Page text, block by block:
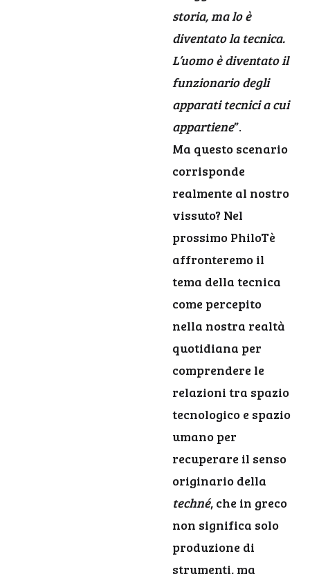
storia, ma lo è
diventato la tecnica.
L’uomo è diventato il
funzionario degli
apparati tecnici a cui
appartiene”.
Ma questo scenario
corrisponde
realmente al nostro
vissuto? Nel
prossimo PhiloTè
affronteremo il
tema della tecnica
come percepito
nella nostra realtà
quotidiana per
comprendere le
relazioni tra spazio
tecnologico e spazio
umano per
recuperare il senso
originario della
techné, che in greco
non significa solo
produzione di
strumenti, ma